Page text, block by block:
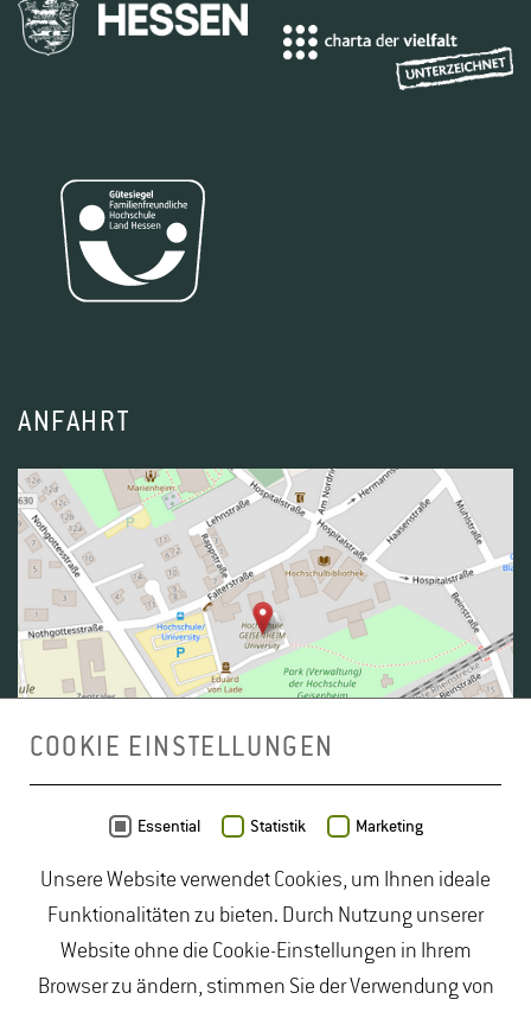
ANFAHRT
OpenStreetMap- Veröffentlicht unterODbL
duales Studium Gartenbau| Gartenbau Studium|
Lebensmittelrecht Studium|Lebensmittelsicherheit
Studium| Naturschutz Studium|Oenologie
COOKIE EINSTELLUNGEN
Essential Statistik Marketing
Unsere Website verwendet Cookies, um Ihnen ideale
Funktionalitäten zu bieten. Durch Nutzung unserer
Website ohne die Cookie-Einstellungen in Ihrem
Browser zu ändern, stimmen Sie der Verwendung von